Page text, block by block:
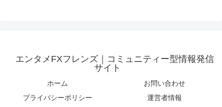
エンタメFXフレンズ｜コミュニティー型情報発信
サイト
ホーム
お問い合わせ
プライバシーポリシー
運営者情報